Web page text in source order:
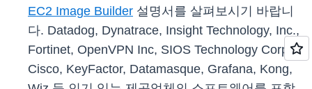
EC2 Image Builder 설명서를 살펴보시기 바랍니
다. Datadog, Dynatrace, Insight Technology, Inc.,
Fortinet, OpenVPN Inc, SIOS Technology Corp.,
Cisco, KeyFactor, Datamasque, Grafana, Kong,